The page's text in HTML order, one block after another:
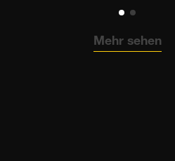
Mehr sehen